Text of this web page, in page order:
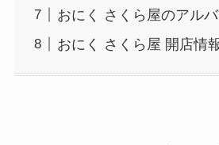
おにく さくら屋のアル
おにく さくら屋 開店情